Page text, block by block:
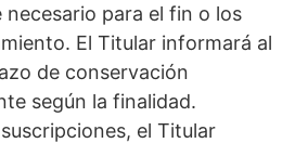
para el fin o los
El Titular informará al
de conservación
según la finalidad.
el Titular